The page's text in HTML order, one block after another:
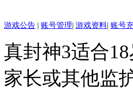
游戏公告 | 账号管理| 游戏资料| 账号
真封神3适合
家长或其他监